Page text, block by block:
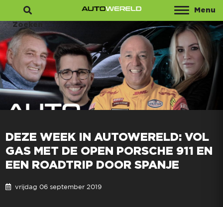
Menu
Zoeken
DEZE WEEK IN AUTOWERELD: VOL
GAS MET DE OPEN PORSCHE 911 EN
EEN ROADTRIP DOOR SPANJE
vrijdag 06 september 2019